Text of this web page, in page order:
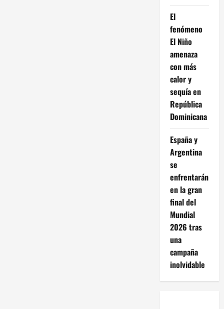
El
fenómeno
El Niño
amenaza
con más
calor y
sequía en
República
Dominicana
España y
Argentina
se
enfrentarán
en la gran
final del
Mundial
2026 tras
una
campaña
inolvidable